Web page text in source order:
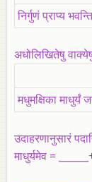
निर्गुणं प्राप्य
अधोलिखितेषु
मधुमक्षिका माधुर्यं
उदाहरणानुसारं
माधुर्यमेव =